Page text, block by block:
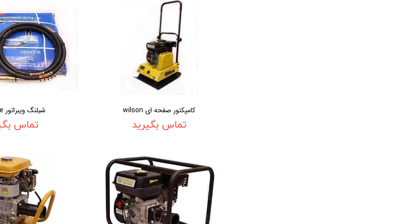
کامپکتور صفحه ای wilson
تماس بگیرید
شیلنگ ویبراتور weldone
تماس